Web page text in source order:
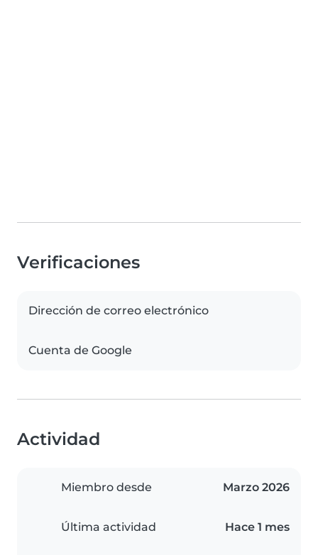
Verificaciones
Dirección de correo electrónico
Cuenta de Google
Actividad
Miembro desde Marzo 2026
Última actividad Hace 1 mes